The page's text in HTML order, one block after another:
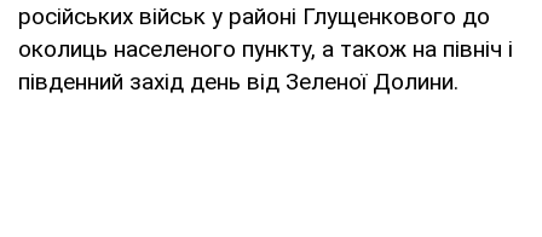
російських військ у районі Глущенкового до
околиць населеного пункту, а також на північ і
південний захід день від Зеленої Долини.